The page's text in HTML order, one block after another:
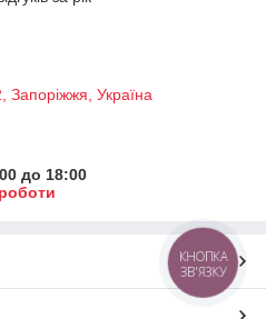
Запоріжжя, Україна
до 18:00
КНОПКА
ЗВ'ЯЗКУ